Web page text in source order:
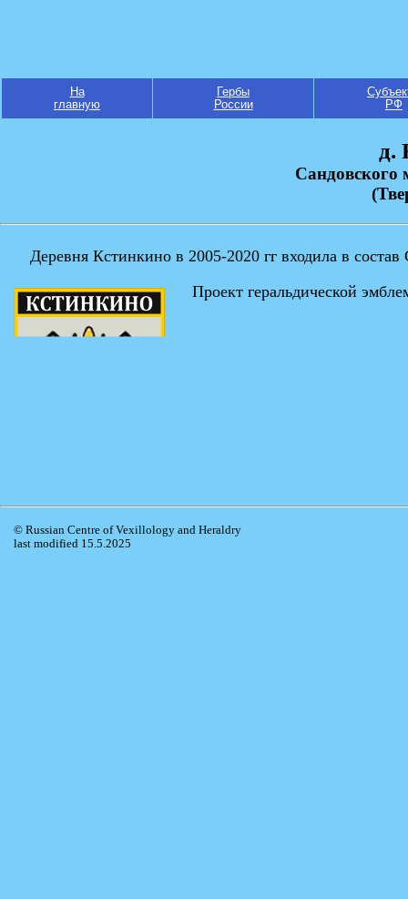
На
главную
Гербы
России
РФ
д.
Сандовского
Деревня Кстинкино в 2005-2020 гг входила в
Проект геральдической
© Russian Centre of Vexillology and Heraldry
last modified 15.5.2025